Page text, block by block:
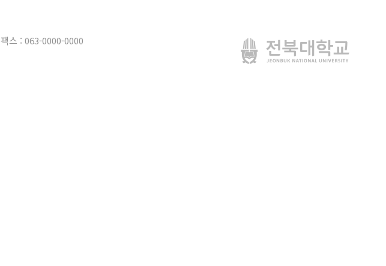
팩스 : 063-0000-0000